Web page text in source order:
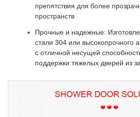
препятствия для более
пространств
Прочные и надежные:
стали 304 или высокопрочного
с отличной несущей
поддержки тяжелых дверей из